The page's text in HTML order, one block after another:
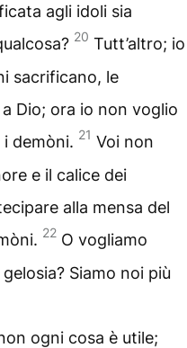
agli idoli sia
20 Tutt’altro; io
sacrificano, le
Dio; ora io non voglio
demòni. 21 Voi non
e il calice dei
alla mensa del
22 O vogliamo
Siamo noi più
ogni cosa è utile;